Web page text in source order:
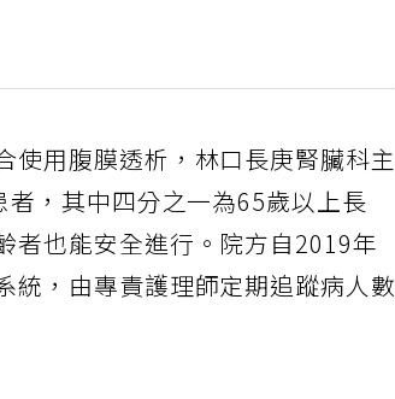
使用腹膜透析，林口長庚腎臟科主
，其中四分之一為65歲以上長
者也能安全進行。院方自2019年
統，由專責護理師定期追蹤病人數